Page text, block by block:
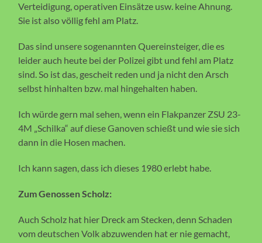
Verteidigung, operativen Einsätze usw. keine Ahnung.
Sie ist also völlig fehl am Platz.
Das sind unsere sogenannten Quereinsteiger, die es
leider auch heute bei der Polizei gibt und fehl am Platz
sind. So ist das, gescheit reden und ja nicht den Arsch
selbst hinhalten bzw. mal hingehalten haben.
Ich würde gern mal sehen, wenn ein Flakpanzer ZSU 23-
4M „Schilka“ auf diese Ganoven schießt und wie sie sich
dann in die Hosen machen.
Ich kann sagen, dass ich dieses 1980 erlebt habe.
Zum Genossen Scholz:
Auch Scholz hat hier Dreck am Stecken, denn Schaden
vom deutschen Volk abzuwenden hat er nie gemacht,